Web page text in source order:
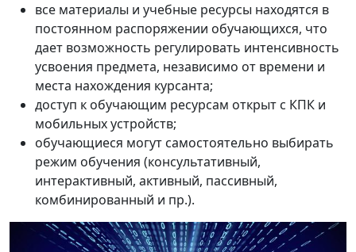
все материалы и учебные ресурсы находятся в
постоянном распоряжении обучающихся, что
дает возможность регулировать интенсивность
усвоения предмета, независимо от времени и
места нахождения курсанта;
доступ к обучающим ресурсам открыт с КПК и
мобильных устройств;
обучающиеся могут самостоятельно выбирать
режим обучения (консультативный,
интерактивный, активный, пассивный,
комбинированный и пр.).